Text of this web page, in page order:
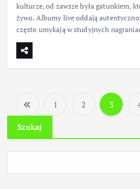
kulturze, od zawsze była gatunkiem,
żywo. Albumy live oddają
często umykają w studyjnych
S
t
1 2 3
Szukaj